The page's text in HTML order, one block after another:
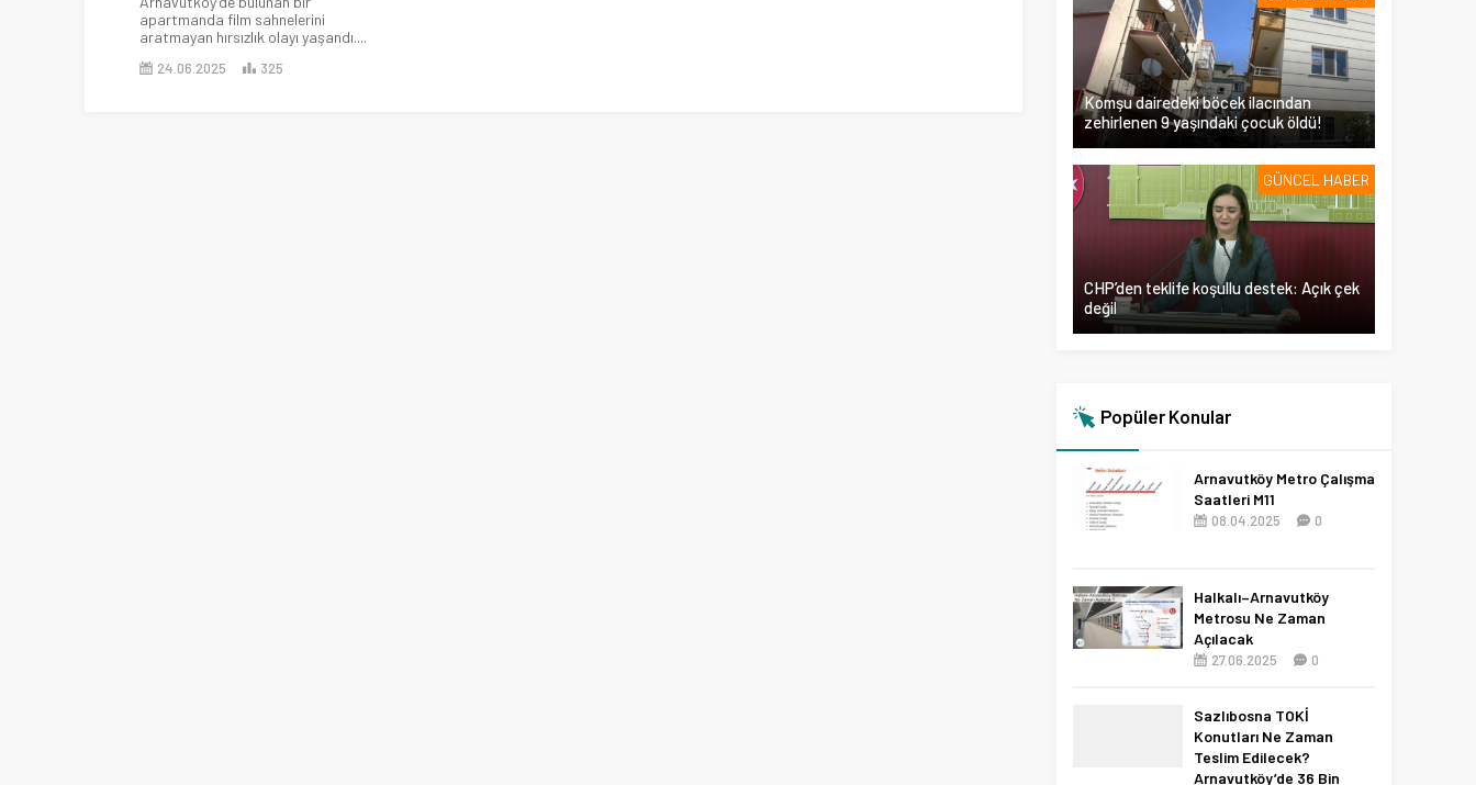
apartmanda film sahnelerini
aratmayan hırsızlık olayı yaşandı....
24.06.2025 325
Komşu dairedeki böcek ilacından
zehirlenen 9 yaşındaki çocuk öldü!
GÜNCEL HABER
CHP’den teklife koşullu destek: Açık çek
değil
Popüler Konular
Arnavutköy Metro Çalışma
Saatleri M11
08.04.2025 0
Halkalı–Arnavutköy
Metrosu Ne Zaman
Açılacak
27.06.2025 0
Sazlıbosna TOKİ
Konutları Ne Zaman
Teslim Edilecek?
Arnavutköy’de 36 Bin